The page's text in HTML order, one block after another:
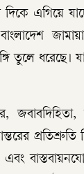
এগিয়ে
তুলে
প্রতিশ্রুতি